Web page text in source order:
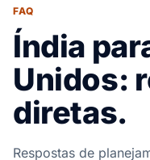
FAQ
Índia
Unidos:
diretas.
Respostas de